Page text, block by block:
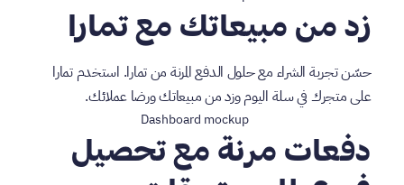
زد من مبيعاتك مع تمارا
حسّن تجربة الشراء مع حلول الدفع المرنة من تمارا. استخدم تمارا
على متجرك في سلة اليوم وزد من مبيعاتك ورضا عملائك.
دفعات مرنة مع تحصيل